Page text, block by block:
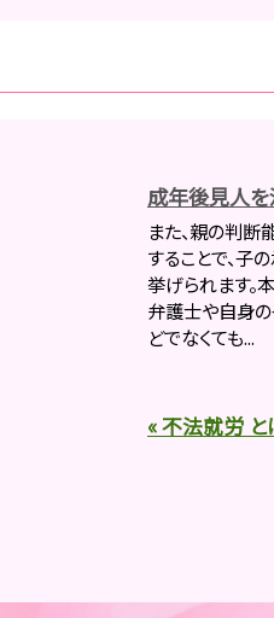
成年後見人を
また、親の判断
することで、子
挙げられます
弁護士や自身
どでなくても...
« 不法就労 と